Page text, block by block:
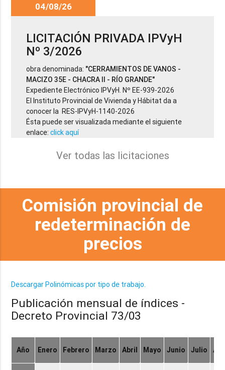
04/08/26
LICITACIÓN PRIVADA IPVyH
Nº 3/2026
obra denominada: "CERRAMIENTOS DE VANOS -
MACIZO 35E - CHACRA II - RÍO GRANDE"
Expediente Electrónico IPVyH. Nº EE-939-2026
El Instituto Provincial de Vivienda y Hábitat da a
conocer la RES-IPVyH-1140-2026
Ésta puede ser visualizada mediante el siguiente
enlace:click aquí
Ver todas las licitaciones
Comisión provincial de
redeterminación de
precios
Descargar Polinómicas por tipo de trabajo.
Publicación mensual de índices -
Decreto Provincial 73/03
Año Enero Febrero Marzo Abril Mayo Junio Julio